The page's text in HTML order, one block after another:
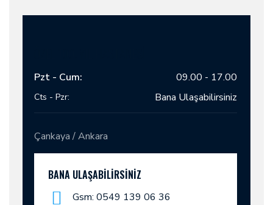
Pzt - Cum: 09.00 - 17.00
Cts - Pzr: Bana Ulaşabilirsiniz
Çankaya / Ankara
BANA ULAŞABILIRSINIZ
Gsm: 0549 139 06 36